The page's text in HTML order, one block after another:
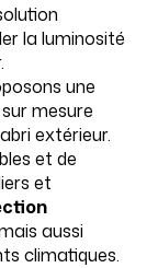
la luminosité
une
mesure
extérieur.
et de
et
aussi
climatiques.